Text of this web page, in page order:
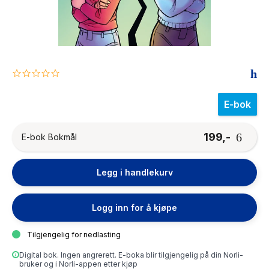
0.0
E-bok
E-bok Bokmål 199,-
Legg i handlekurv
Logg inn for å kjøpe
Tilgjengelig for nedlasting
Digital bok. Ingen angrerett. E-boka blir tilgjengelig på din Norli-
bruker og i Norli-appen etter kjøp